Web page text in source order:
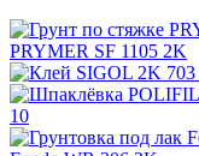
PRYMER SF 1105 2K
10